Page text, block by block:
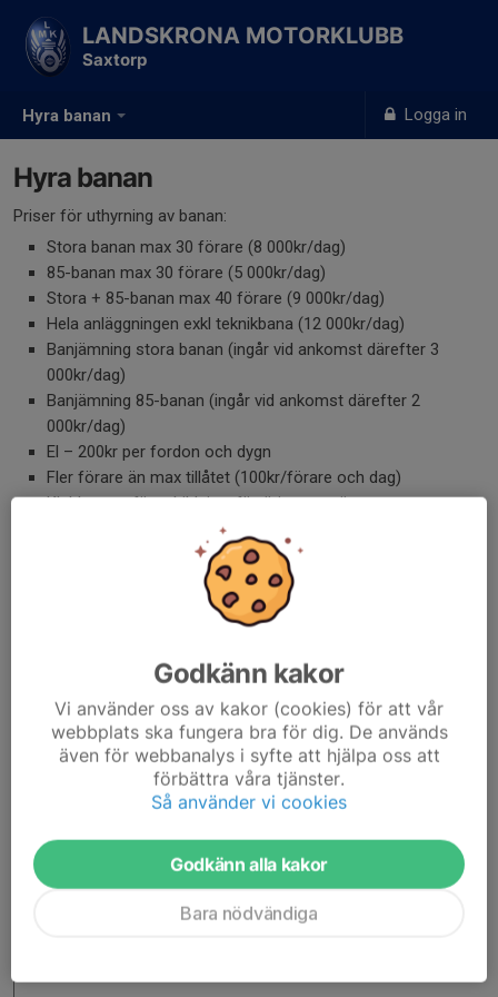
Hyra banan Logga in
LANDSKRONA MOTORKLUBB
Saxtorp
Hyra banan
Priser för uthyrning av banan:
Stora banan max 30 förare (8 000kr/dag)
85-banan max 30 förare (5 000kr/dag)
Stora + 85-banan max 40 förare (9 000kr/dag)
Hela anläggningen exkl teknikbana (12 000kr/dag)
Banjämning stora banan (ingår vid ankomst därefter 3
000kr/dag)
Banjämning 85-banan (ingår vid ankomst därefter 2
000kr/dag)
El – 200kr per fordon och dygn
Fler förare än max tillåtet (100kr/förare och dag)
Klubbstuga för utbildning, förtäring, umgänge, extra
Avtalsregler vid hyra av bana
Leta upp en ledig tid i vår kalender nedan och boka sedan i
Klicka här för att komma till bokningsformuläret
Godkänn kakor
Vi använder oss av kakor (cookies) för att vår
webbplats ska fungera bra för dig. De används
även för webbanalys i syfte att hjälpa oss att
förbättra våra tjänster.
Så använder vi cookies
Godkänn alla kakor
Bara nödvändiga